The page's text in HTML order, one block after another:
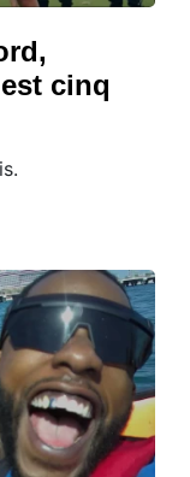
cinq